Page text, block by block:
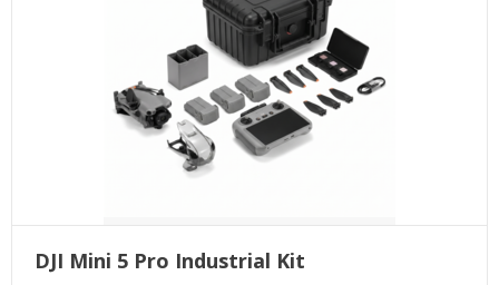
DJI Mini 5 Pro Industrial Kit